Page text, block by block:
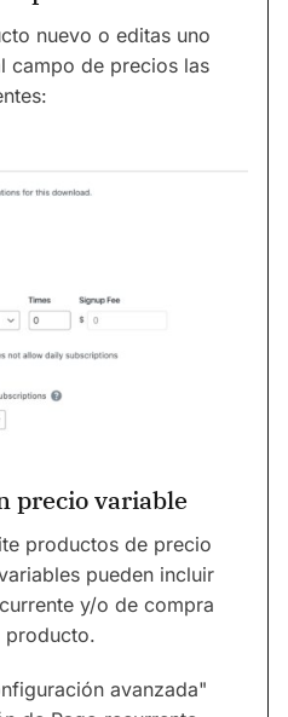
nuevo o editas uno
campo de precios las
precio variable
productos de precio
pueden incluir
y/o de compra
producto.
avanzada"